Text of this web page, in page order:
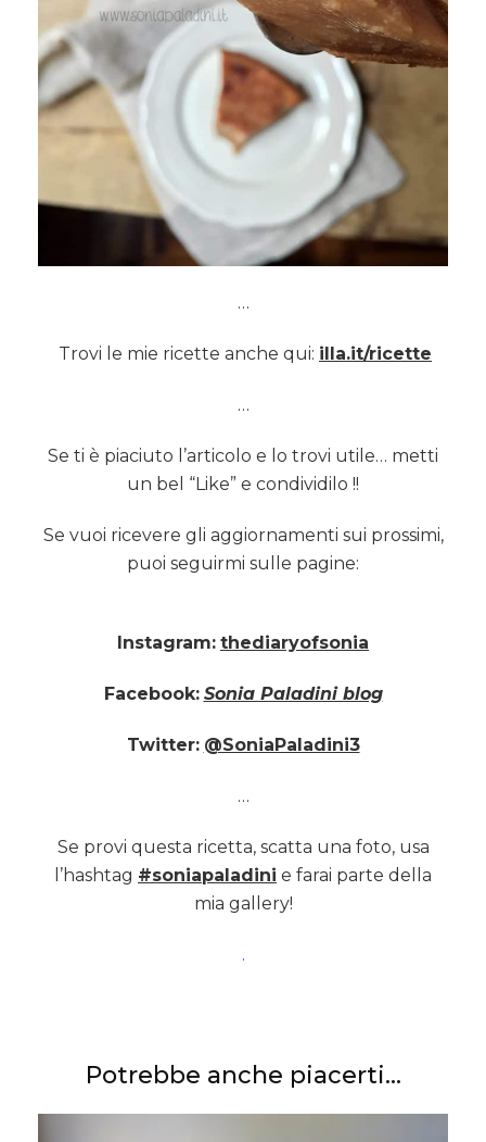
…
Trovi le mie ricette anche qui: illa.it/ricette
…
Se ti è piaciuto l’articolo e lo trovi utile… metti
un bel “Like” e condividilo !!
Se vuoi ricevere gli aggiornamenti sui prossimi,
puoi seguirmi sulle pagine:
Instagram: thediaryofsonia
Facebook: Sonia Paladini blog
Twitter: @SoniaPaladini3
…
Se provi questa ricetta, scatta una foto, usa
l’hashtag #soniapaladini e farai parte della
mia gallery!
.
Potrebbe anche piacerti...